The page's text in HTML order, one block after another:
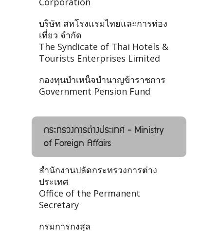
บริษัท สหโรงแรมไทยและการท่อง
เที่ยว จำกัด
The Syndicate of Thai Hotels &
Tourists Enterprises Limited
กองทุนบําเหน็จบํานาญข้าราชการ
Government Pension Fund
กระทรวงการต่างประเทศ - Ministry
of Foreign Affairs
สำนักงานปลัดกระทรวงการต่าง
ประเทศ
Office of the Permanent
Secretary
กรมการกงสุล